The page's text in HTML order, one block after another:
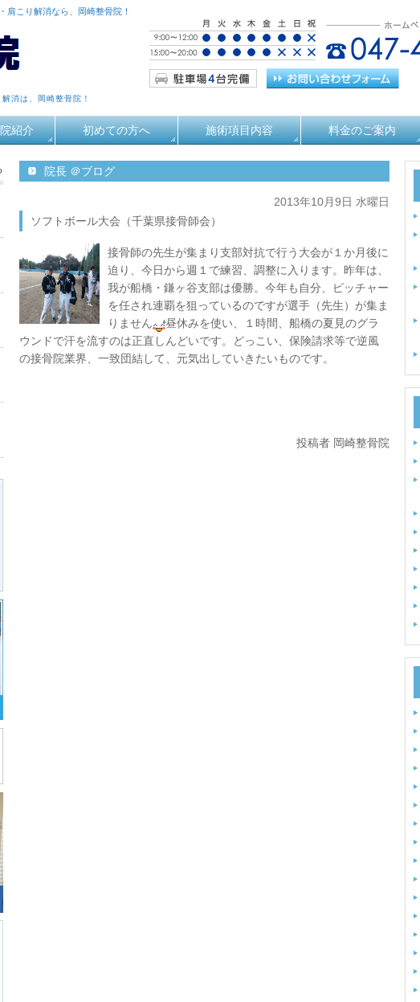
肩こり解消なら、岡崎整骨院！
消は、岡崎整骨院！
紹介 初めての方へ 施術項目内容 料金のご案内
院長 ＠ブログ
2013年10月9日 水曜日
ソフトボール大会（千葉県接骨師会）
接骨師の先生が集まり支部対抗で行う大会が１か月後に
迫り、今日から週１で練習、調整に入ります。昨年は、
我が船橋・鎌ヶ谷支部は優勝。今年も自分、ピッチャー
を任され連覇を狙っているのですが選手（先生）が集ま
りません
昼休みを使い、１時間、船橋の夏見のグラ
ウンドで汗を流すのは正直しんどいです。どっこい、保険請求等で逆風
の接骨院業界、一致団結して、元気出していきたいものです。
投稿者 岡崎整骨院